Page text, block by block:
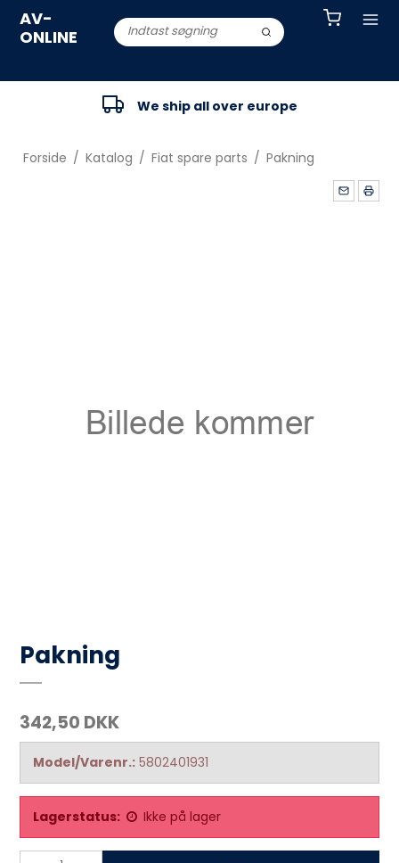
AV-
ONLINE
We ship all over europe
Forside / Katalog / Fiat spare parts / Pakning
Pakning
342,50 DKK
Model/Varenr.: 5802401931
Lagerstatus: Ikke på lager